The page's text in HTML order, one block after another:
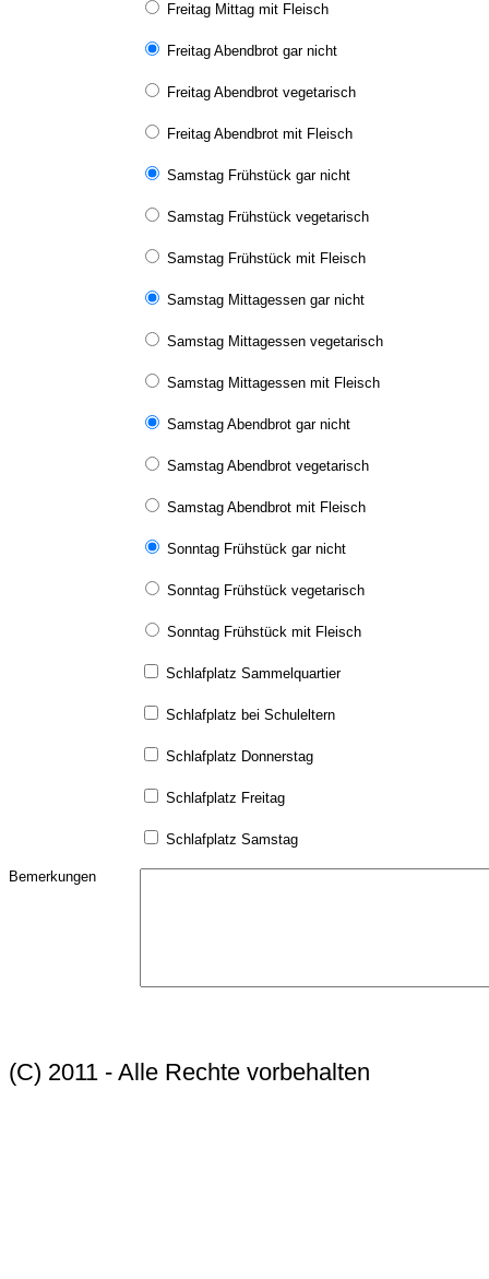
Freitag Mittag mit Fleisch
Freitag Abendbrot gar nicht
Freitag Abendbrot vegetarisch
Freitag Abendbrot mit Fleisch
Samstag Frühstück gar nicht
Samstag Frühstück vegetarisch
Samstag Frühstück mit Fleisch
Samstag Mittagessen gar nicht
Samstag Mittagessen vegetarisch
Samstag Mittagessen mit Fleisch
Samstag Abendbrot gar nicht
Samstag Abendbrot vegetarisch
Samstag Abendbrot mit Fleisch
Sonntag Frühstück gar nicht
Sonntag Frühstück vegetarisch
Sonntag Frühstück mit Fleisch
Schlafplatz Sammelquartier
Schlafplatz bei Schuleltern
Schlafplatz Donnerstag
Schlafplatz Freitag
Schlafplatz Samstag
Bemerkungen
(C) 2011 - Alle Rechte vorbehalten